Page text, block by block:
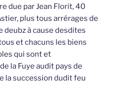
due par Jean Florit, 40
plus tous arrérages de
à cause desdites
et chacuns les biens
qui sont et
la Fuye audit pays de
la succession dudit feu